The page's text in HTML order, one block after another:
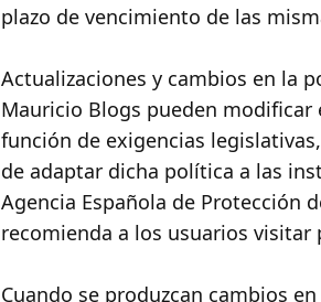
plazo de vencimiento de las
Actualizaciones y cambios en la
Mauricio Blogs pueden modificar
función de exigencias
de adaptar dicha política a las
Agencia Española de Protección
recomienda a los usuarios visitar
Cuando se produzcan cambios